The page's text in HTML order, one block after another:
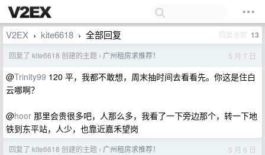
V2EX › kite6618 › 全部回复 回复总数 13
回复了 kite6618 创建的主题 › 广州租房求推荐！ 5 月 7 日
@Trinity99 120 平，我都不敢想，周末抽时间去看看先。你这是住白
云哪啊？
@hoor 那里会贵很多吧，人那么多，我看了一下旁边那个，转一下地
铁到东平站，人少，也靠近嘉禾望岗
回复了 kite6618 创建的主题 › 广州租房求推荐！ 5 月 6 日